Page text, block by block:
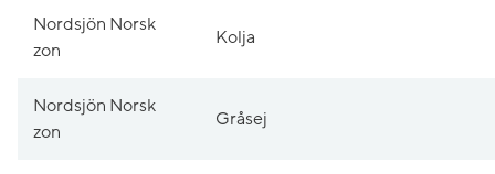
Nordsjön Norsk
zon
Kolja
Nordsjön Norsk
zon
Gråsej